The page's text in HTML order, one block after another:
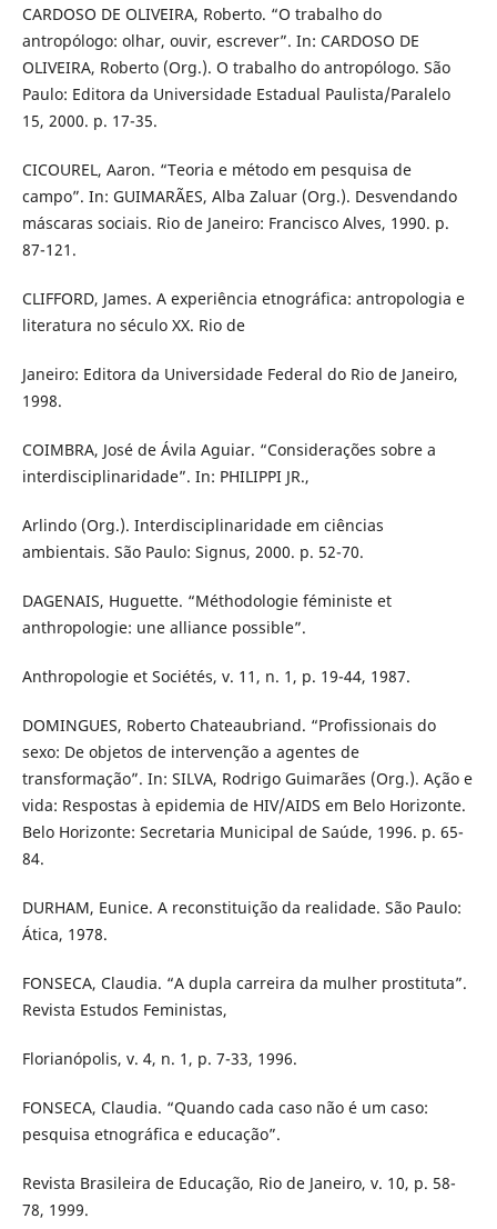
CARDOSO DE OLIVEIRA, Roberto. “O trabalho do
antropólogo: olhar, ouvir, escrever”. In: CARDOSO DE
OLIVEIRA, Roberto (Org.). O trabalho do antropólogo. São
Paulo: Editora da Universidade Estadual Paulista/Paralelo
15, 2000. p. 17-35.
CICOUREL, Aaron. “Teoria e método em pesquisa de
campo”. In: GUIMARÃES, Alba Zaluar (Org.). Desvendando
máscaras sociais. Rio de Janeiro: Francisco Alves, 1990. p.
87-121.
CLIFFORD, James. A experiência etnográfica: antropologia e
literatura no século XX. Rio de
Janeiro: Editora da Universidade Federal do Rio de Janeiro,
1998.
COIMBRA, José de Ávila Aguiar. “Considerações sobre a
interdisciplinaridade”. In: PHILIPPI JR.,
Arlindo (Org.). Interdisciplinaridade em ciências
ambientais. São Paulo: Signus, 2000. p. 52-70.
DAGENAIS, Huguette. “Méthodologie féministe et
anthropologie: une alliance possible”.
Anthropologie et Sociétés, v. 11, n. 1, p. 19-44, 1987.
DOMINGUES, Roberto Chateaubriand. “Profissionais do
sexo: De objetos de intervenção a agentes de
transformação”. In: SILVA, Rodrigo Guimarães (Org.). Ação e
vida: Respostas à epidemia de HIV/AIDS em Belo Horizonte.
Belo Horizonte: Secretaria Municipal de Saúde, 1996. p. 65-
84.
DURHAM, Eunice. A reconstituição da realidade. São Paulo:
Ática, 1978.
FONSECA, Claudia. “A dupla carreira da mulher prostituta”.
Revista Estudos Feministas,
Florianópolis, v. 4, n. 1, p. 7-33, 1996.
FONSECA, Claudia. “Quando cada caso não é um caso:
pesquisa etnográfica e educação”.
Revista Brasileira de Educação, Rio de Janeiro, v. 10, p. 58-
78, 1999.